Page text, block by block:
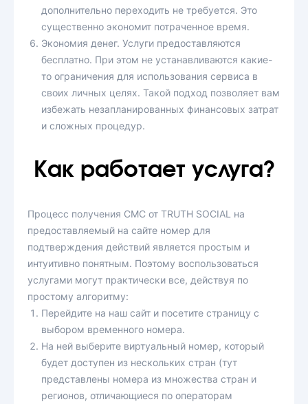
дополнительно переходить не требуется. Это
существенно экономит потраченное время.
Экономия денег. Услуги предоставляются
бесплатно. При этом не устанавливаются какие-
то ограничения для использования сервиса в
своих личных целях. Такой подход позволяет вам
избежать незапланированных финансовых затрат
и сложных процедур.
Как работает услуга?
Процесс получения СМС от TRUTH SOCIAL на
предоставляемый на сайте номер для
подтверждения действий является простым и
интуитивно понятным. Поэтому воспользоваться
услугами могут практически все, действуя по
простому алгоритму:
Перейдите на наш сайт и посетите страницу с
выбором временного номера.
На ней выберите виртуальный номер, который
будет доступен из нескольких стран (тут
представлены номера из множества стран и
регионов, отличающиеся по операторам